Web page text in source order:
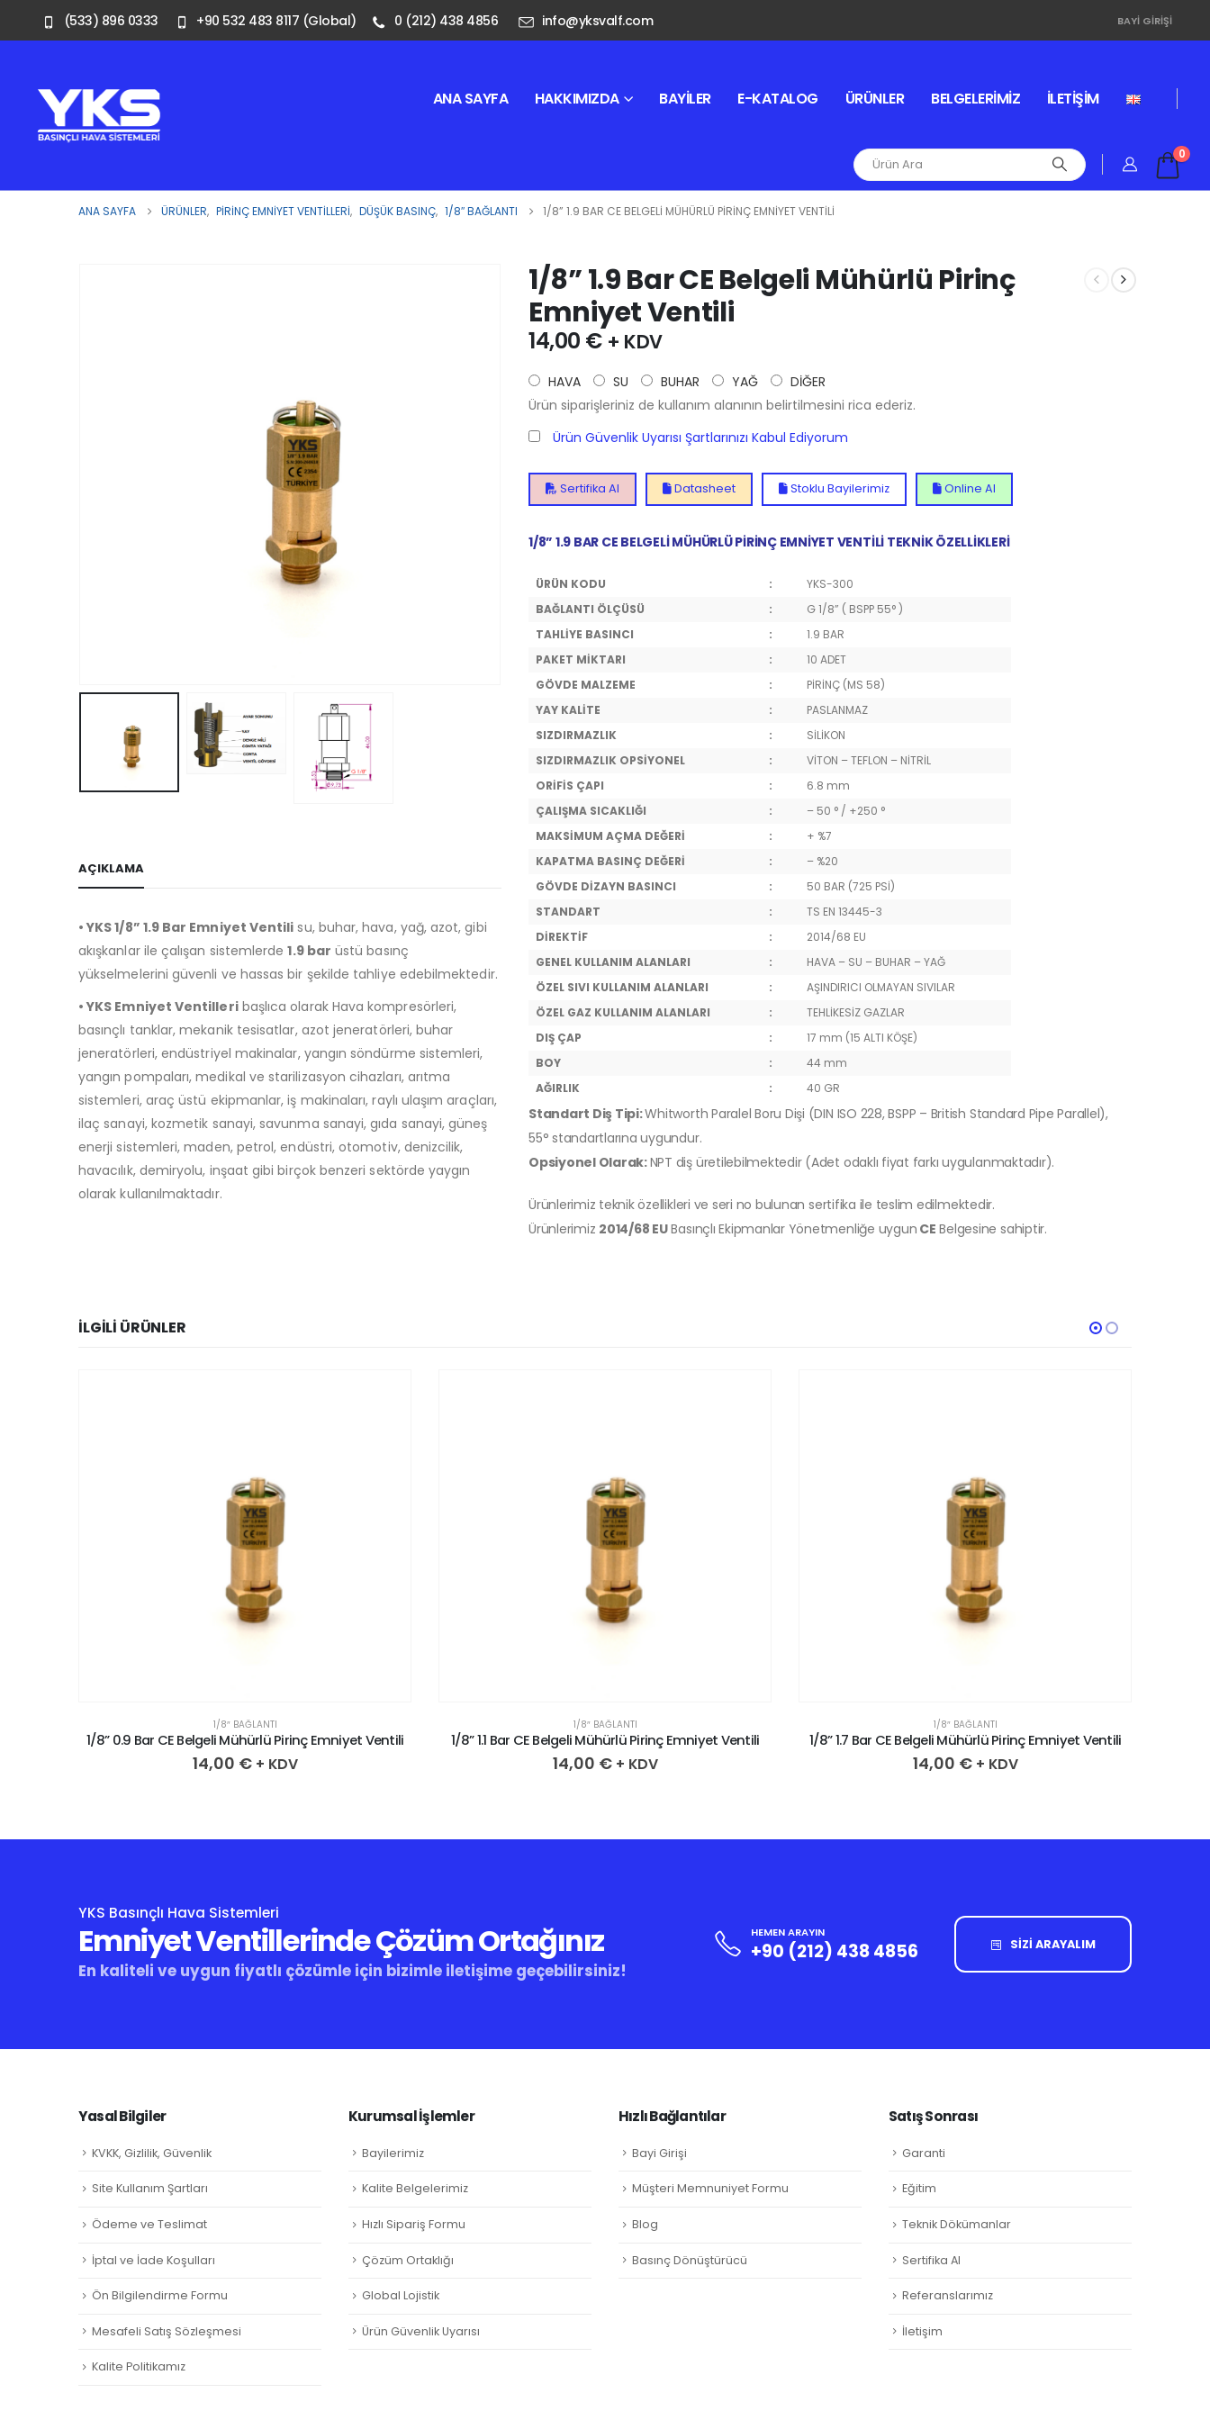
(533) 896 0333 +90 532 483 8117 (Global) 0 (212) 438 4856 info@yksvalf.com BAYI GIRIŞI
ANA SAYFA HAKKIMIZDA BAYILER E-KATALOG ÜRÜNLER BELGELERIMIZ İLETIŞIM
0
ANA SAYFA ÜRÜNLER, PIRINÇ EMNIYET VENTILLERI, DÜŞÜK BASINÇ, 1/8″ BAĞLANTI 1/8” 1.9 BAR CE BELGELI MÜHÜRLÜ PIRINÇ EMNIYET VENTILI
AÇIKLAMA
• YKS 1/8” 1.9 Bar Emniyet Ventili su, buhar, hava, yağ, azot, gibi
akışkanlar ile çalışan sistemlerde1.9 bar üstü basınç
yükselmelerini güvenli ve hassas bir şekilde tahliye edebilmektedir.
• YKS Emniyet Ventilleribaşlıca olarak Hava kompresörleri,
basınçlı tanklar, mekanik tesisatlar, azot jeneratörleri, buhar
jeneratörleri, endüstriyel makinalar, yangın söndürme sistemleri,
yangın pompaları, medikal ve starilizasyon cihazları, arıtma
sistemleri, araç üstü ekipmanlar, iş makinaları, raylı ulaşım araçları,
ilaç sanayi, kozmetik sanayi, savunma sanayi, gıda sanayi, güneş
enerji sistemleri, maden, petrol, endüstri, otomotiv, denizcilik,
havacılık, demiryolu, inşaat gibi birçok benzeri sektörde yaygın
olarak kullanılmaktadır.
1/8” 1.9 Bar CE Belgeli Mühürlü Pirinç
Emniyet Ventili
14,00 € + KDV
HAVA SU BUHAR YAĞ
DİĞER
Ürün siparişleriniz de kullanım alanının belirtilmesini rica ederiz.
Ürün Güvenlik Uyarısı Şartlarınızı Kabul Ediyorum
Sertifika Al Datasheet Stoklu Bayilerimiz Online Al
1/8” 1.9 BAR CE BELGELİ MÜHÜRLÜ PİRİNÇ EMNİYET VENTİLİ TEKNİK ÖZELLİKLERİ
ÜRÜN KODU :
YKS-300
BAĞLANTI ÖLÇÜSÜ
:
G 1/8” ( BSPP 55° )
TAHLİYE BASINCI
:
1.9 BAR
PAKET MİKTARI
:
10 ADET
GÖVDE MALZEME
:
PİRİNÇ (MS 58)
YAY KALİTE
:
PASLANMAZ
SIZDIRMAZLIK
:
SİLİKON
SIZDIRMAZLIK OPSİYONEL
:
VİTON – TEFLON – NİTRİL
ORİFİS ÇAPI
:
6.8 mm
ÇALIŞMA SICAKLIĞI
:
– 50 ° / +250 °
MAKSİMUM AÇMA DEĞERİ
:
+ %7
KAPATMA BASINÇ DEĞERİ
:
– %20
GÖVDE DİZAYN BASINCI
:
50 BAR (725 PSİ)
STANDART
:
TS EN 13445-3
DİREKTİF
:
2014/68 EU
GENEL KULLANIM ALANLARI
:
HAVA – SU – BUHAR – YAĞ
ÖZEL SIVI KULLANIM ALANLARI
:
AŞINDIRICI OLMAYAN SIVILAR
ÖZEL GAZ KULLANIM ALANLARI
:
TEHLİKESİZ GAZLAR
DIŞ ÇAP
:
17 mm (15 ALTI KÖŞE)
BOY
:
44 mm
AĞIRLIK
: 40 GR
Standart Diş Tipi:Whitworth Paralel Boru Dişi (DIN ISO 228, BSPP – British Standard Pipe Parallel),
55° standartlarına uygundur.
Opsiyonel Olarak:NPT diş üretilebilmektedir (Adet odaklı fiyat farkı uygulanmaktadır).
Ürünlerimiz teknik özellikleri ve seri no bulunan sertifika ile teslim edilmektedir.
Ürünlerimiz 2014/68 EUBasınçlı Ekipmanlar Yönetmenliğe uygun CE Belgesine sahiptir.
İLGILI ÜRÜNLER
1/8″ BAĞLANTI
1/8” 1.1 Bar CE Belgeli Mühürlü Pirinç Emniyet Ventili
14,00 € + KDV
1/8″ BAĞLANTI
1/8” 1.7 Bar CE Belgeli Mühürlü Pirinç Emniyet Ventili
14,00 € + KDV
1/8″ BAĞLANTI
1/8” 0.4 Bar CE Belgeli Mühürlü Pirinç Emniyet Ventili
14,00 € + KDV
YKS Basınçlı Hava Sistemleri
Emniyet Ventillerinde Çözüm Ortağınız
En kaliteli ve uygun fiyatlı çözümle için bizimle iletişime geçebilirsiniz!
HEMEN ARAYIN
+90 (212) 438 4856 SİZİ ARAYALIM
Yasal Bilgiler
KVKK, Gizlilik, Güvenlik
Site Kullanım Şartları
Ödeme ve Teslimat
İptal ve İade Koşulları
Ön Bilgilendirme Formu
Mesafeli Satış Sözleşmesi
Kalite Politikamız
Kurumsal İşlemler
Bayilerimiz
Kalite Belgelerimiz
Hızlı Sipariş Formu
Çözüm Ortaklığı
Global Lojistik
Ürün Güvenlik Uyarısı
Hızlı Bağlantılar
Bayi Girişi
Müşteri Memnuniyet Formu
Blog
Basınç Dönüştürücü
Satış Sonrası
Garanti
Eğitim
Teknik Dökümanlar
Sertifika Al
Referanslarımız
İletişim